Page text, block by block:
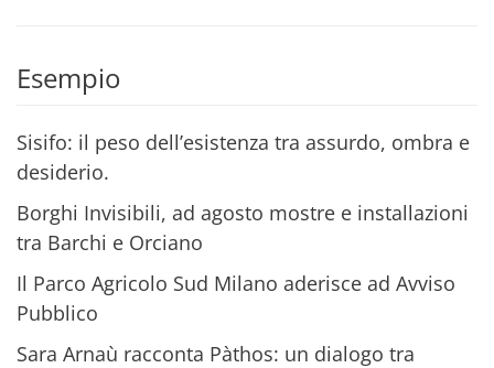
Esempio
Sisifo: il peso dell’esistenza tra assurdo, ombra e
desiderio.
Borghi Invisibili, ad agosto mostre e installazioni
tra Barchi e Orciano
Il Parco Agricolo Sud Milano aderisce ad Avviso
Pubblico
Sara Arnaù racconta Pàthos: un dialogo tra